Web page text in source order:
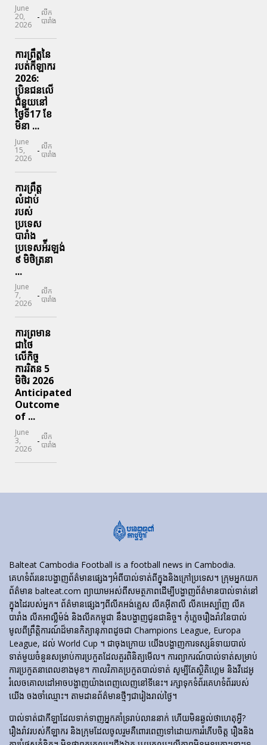
June
20,
2026
- លីក
បារាំង
ការព្រឹត្តនៃ
របត់កីឡាករ
2026:
ប្រិនជនលើ
ជំនួយនៅ
ថ្ងៃទី17 ខែ
មិនា ...
June
15,
2026
- លីក
បារាំង
ការព្រឹត្ត
លំដាប់
របស់
ប្រទេស
បារាំង
ប្រទេសអ៉ីរឡង់
៩ មិថិត្រនា
...
June
7,
2026
- លីក
បារាំង
ការព្រមាន
ជាថៃ
លើកិច្ច
ការរិតន 5
មិថិរ 2026
Anticipated
Outcome
of ...
June
3,
2026
- លីក
បារាំង
Balteat Cambodia Football is a football news in Cambodia.
គេហទំព័រ​នេះ​បង្ហាញ​ព័ត៌មាន​ផ្សេងៗ​អំពី​បាល់ទាត់​ពី​ក្នុង​និង​ក្រៅ​ប្រទេស។ ក្រុមអ្នកយក
ព័ត៌មាន balteat.com ព្យាយាមអស់ពីសមត្ថភាពដើម្បីបង្ហាញព័ត៌មានបាល់ទាត់នៅ
ក្នុងដៃរបស់អ្នក។ ព័ត៌មានផ្សេងៗពីលីគអង់គ្លេស លីគអ៊ីតាលី លីគអេស្ប៉ាញ លីគ
បារាំង លីគអាល្លឺម៉ង់ និងលីគកម្ពុជា នឹងបង្ហាញជូនជានិច្ច។ កុំភ្លេចរឿងរ៉ាវនៃបាល់
មូលពីព្រឹត្តិការណ៍ដ៏មានកិត្យានុភាពដូចជា Champions League, Europa
League, ដល់ World Cup ។ ជាចុងក្រោយ យើងបង្ហាញការទស្សន៍ទាយបាល់
ទាត់មួយចំនួនសម្រាប់ការប្រកួតដែលគួរពិនិត្យមើល។ ការព្យាករណ៍បាល់ទាត់សម្រាប់
ការប្រកួតនាពេលខាងមុខ។ កាលវិភាគប្រកួតបាល់ទាត់ សូម្បីតែស្ថិតិហ្គេម និងវីដេអូ
រំលេចគោលដៅអាចបង្ហាញយ៉ាងពេញលេញនៅទីនេះ។ រក្សាទុកទំព័រគេហទំព័ររបស់
យើង ចងចាំឈ្មោះ។ តាមដានព័ត៌មានថ្មីៗជារៀងរាល់ថ្ងៃ។
បាល់ទាត់​ជា​កីឡា​ដែល​ទាក់​ទាញ​អ្នក​គាំទ្រ​រាប់​លាន​នាក់ ហើយ​មិន​ឆ្ងល់​ថា​ហេតុអ្វី?
រឿងរ៉ាវ​របស់​កីឡាករ និង​ក្រុម​ដែល​ចូលរួម​គឺ​ពោរពេញ​ទៅ​ដោយ​ការ​រំភើប​ចិត្ត រឿង​និង​